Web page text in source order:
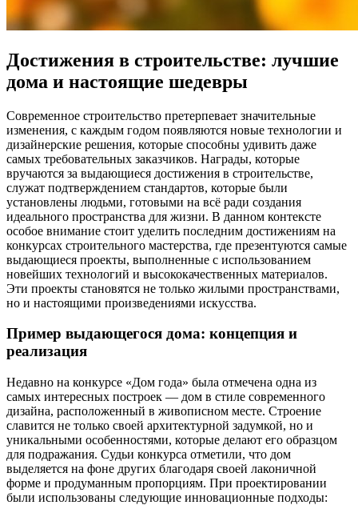
Достижения в строительстве: лучшие
дома и настоящие шедевры
Современное строительство претерпевает значительные
изменения, с каждым годом появляются новые технологии и
дизайнерские решения, которые способны удивить даже
самых требовательных заказчиков. Награды, которые
вручаются за выдающиеся достижения в строительстве,
служат подтверждением стандартов, которые были
установлены людьми, готовыми на всё ради создания
идеального пространства для жизни. В данном контексте
особое внимание стоит уделить последним достижениям на
конкурсах строительного мастерства, где презентуются самые
выдающиеся проекты, выполненные с использованием
новейших технологий и высококачественных материалов.
Эти проекты становятся не только жилыми пространствами,
но и настоящими произведениями искусства.
Пример выдающегося дома: концепция и
реализация
Недавно на конкурсе «Дом года» была отмечена одна из
самых интересных построек — дом в стиле современного
дизайна, расположенный в живописном месте. Строение
славится не только своей архитектурной задумкой, но и
уникальными особенностями, которые делают его образцом
для подражания. Судьи конкурса отметили, что дом
выделяется на фоне других благодаря своей лаконичной
форме и продуманным пропорциям. При проектировании
были использованы следующие инновационные подходы: